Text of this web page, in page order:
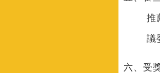
推
議
六、受